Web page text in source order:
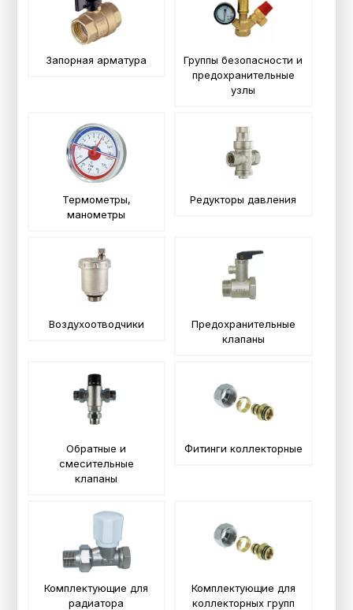
Запорная арматура
Группы безопасности и
предохранительные
узлы
Термометры,
манометры
Редукторы давления
Воздухоотводчики
Предохранительные
клапаны
Обратные и
смесительные
клапаны
Фитинги коллекторные
Комплектующие для
радиатора
Комплектующие для
коллекторных групп